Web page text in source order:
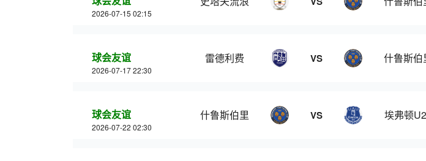
2026-07-15 02:15
球会友谊
2026-07-17 22:30
雷德利费 VS 什鲁斯伯
球会友谊
2026-07-22 02:30
什鲁斯伯里 VS 埃弗顿